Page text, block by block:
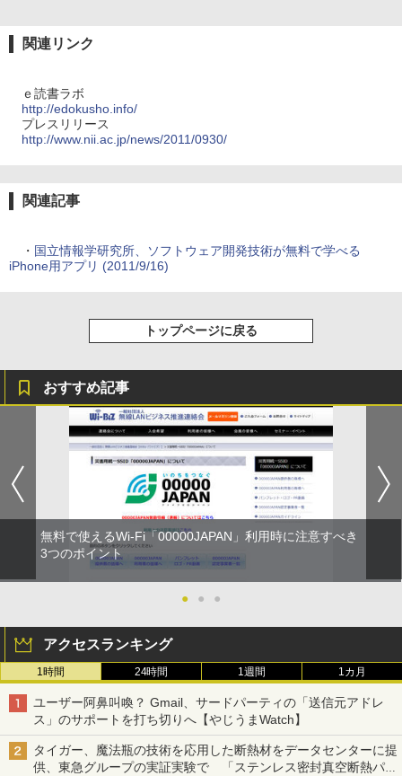
関連リンク
ｅ読書ラボ
http://edokusho.info/
プレスリリース
http://www.nii.ac.jp/news/2011/0930/
関連記事
・ 国立情報学研究所、ソフトウェア開発技術が無料で学べる
iPhone用アプリ (2011/9/16)
トップページに戻る
おすすめ記事
無料で使えるWi-Fi「00000JAPAN」利用時に注意すべき
3つのポイント
● ● ●
アクセスランキング
1時間 24時間 1週間 1カ月
ユーザー阿鼻叫喚？ Gmail、サードパーティの「送信元アドレ
ス」のサポートを打ち切りへ【やじうまWatch】
タイガー、魔法瓶の技術を応用した断熱材をデータセンターに提
供、東急グループの実証実験で 「ステンレス密封真空断熱パネ